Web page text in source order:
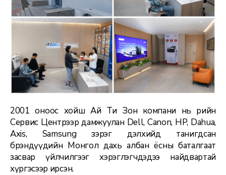
2001 оноос хойш Ай Ти Зон компани нь өөрийн
Сервис Центрээр дамжуулан Dell, Canon, HP, Dahua,
Axis, Samsung зэрэг дэлхийд танигдсан
брэндүүдийн Монгол дахь албан ёсны баталгаат
засвар үйлчилгээг хэрэглэгчдэдээ найдвартай
хүргэсээр ирсэн.